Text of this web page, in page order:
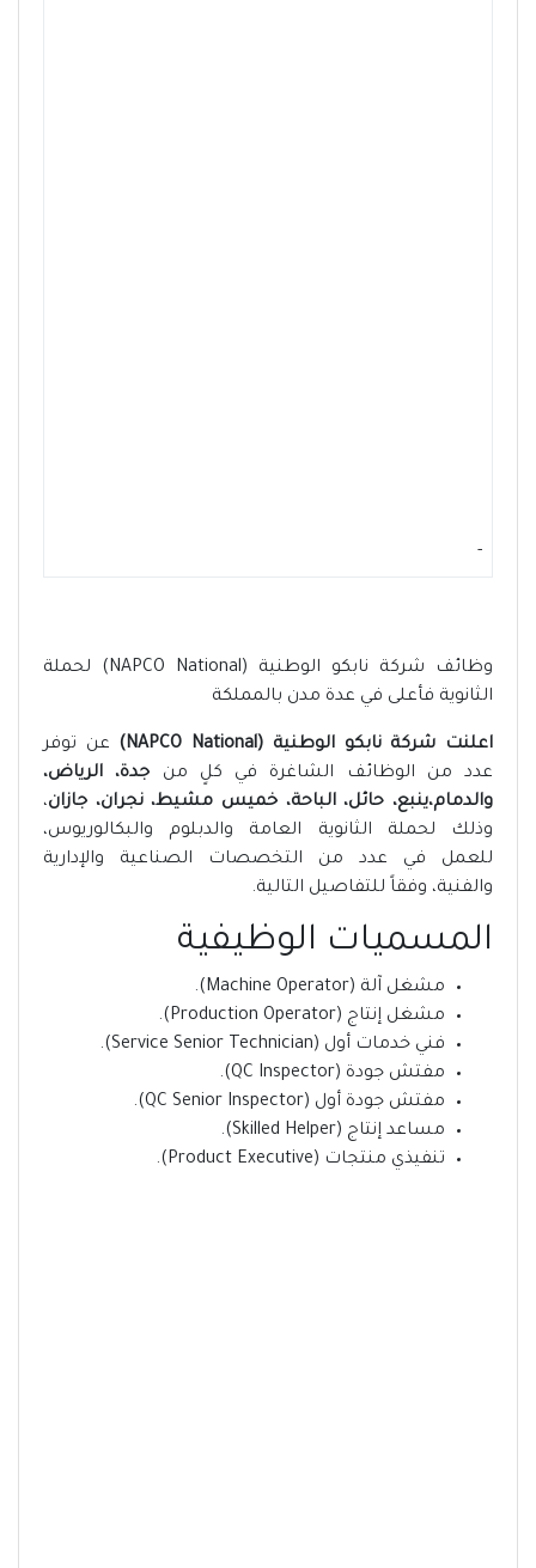
-
وظائف شركة نابكو الوطنية (NAPCO National) لحملة
الثانوية فأعلى في عدة مدن بالمملكة
اعلنت شركة نابكو الوطنية (NAPCO National)
عن توفر
عدد من الوظائف الشاغرة في كلٍ من جدة، الرياض،
والدمام،ينبع، حائل، الباحة، خميس مشيط، نجران، جازان،
وذلك لحملة الثانوية العامة والدبلوم والبكالوريوس،
للعمل في عدد من التخصصات الصناعية والإدارية
والفنية، وفقاً للتفاصيل التالية.
المسميات الوظيفية
مشغل آلة (Machine Operator).
مشغل إنتاج (Production Operator).
فني خدمات أول (Service Senior Technician).
مفتش جودة (QC Inspector).
مفتش جودة أول (QC Senior Inspector).
مساعد إنتاج (Skilled Helper).
تنفيذي منتجات (Product Executive).